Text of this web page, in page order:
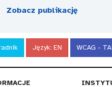
Zobacz publikację
Język: EN WCAG -